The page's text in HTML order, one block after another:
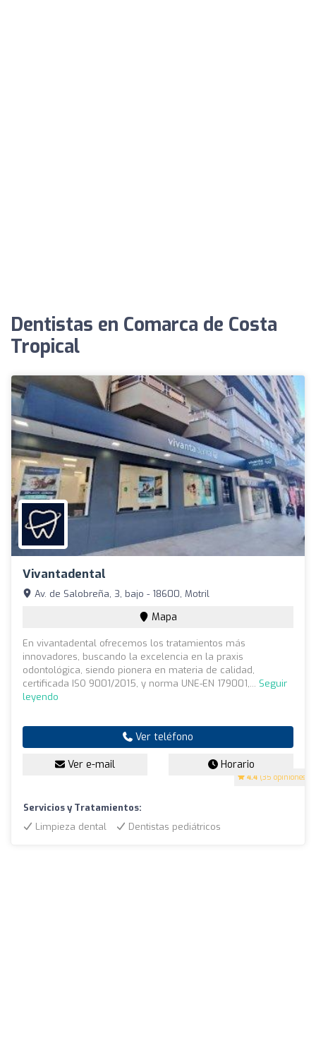
Dentistas en Comarca de Costa
Tropical
Vivantadental
4.4 (35 opiniones)
Av. de Salobreña, 3, bajo - 18600, Motril
Mapa
En vivantadental ofrecemos los tratamientos más
innovadores, buscando la excelencia en la praxis
odontológica, siendo pionera en materia de calidad,
certificada ISO 9001/2015, y norma UNE-EN 179001,... Seguir
leyendo
Ver teléfono
Ver e-mail Horario
Servicios y Tratamientos:
Limpieza dental
Dentistas pediátricos